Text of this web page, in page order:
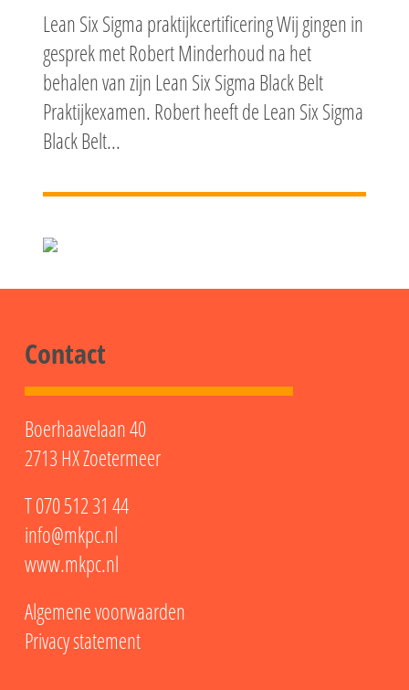
Lean Six Sigma praktijkcertificering Wij gingen in
gesprek met Robert Minderhoud na het
behalen van zijn Lean Six Sigma Black Belt
Praktijkexamen. Robert heeft de Lean Six Sigma
Black Belt...
Contact
Boerhaavelaan 40
2713 HX Zoetermeer
T070 512 31 44
info@mkpc.nl
www.mkpc.nl
Algemene voorwaarden
Privacy statement